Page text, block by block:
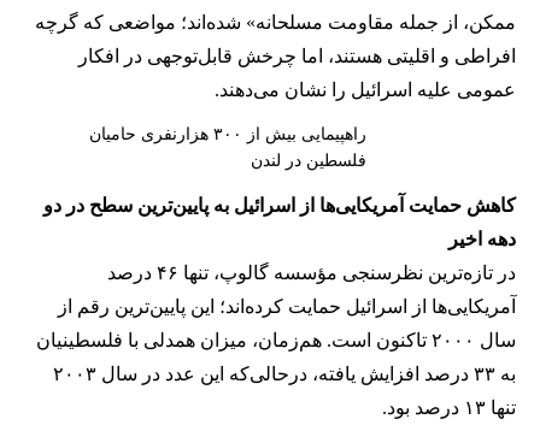
ممکن، از جمله مقاومت مسلحانه» شده‌اند؛ مواضعی که گرچه
افراطی و اقلیتی هستند، اما چرخش قابل‌توجهی در افکار
عمومی علیه اسرائیل را نشان می‌دهند.
راهپیمایی بیش از ۳۰۰ هزارنفری حامیان
فلسطین در لندن
کاهش حمایت آمریکایی‌ها از اسرائیل به پایین‌ترین سطح در دو
دهه اخیر
در تازه‌ترین نظرسنجی مؤسسه گالوپ، تنها ۴۶ درصد
آمریکایی‌ها از اسرائیل حمایت کرده‌اند؛ این پایین‌ترین رقم از
سال ۲۰۰۰ تاکنون است. هم‌زمان، میزان همدلی با فلسطینیان
به ۳۳ درصد افزایش یافته، درحالی‌که این عدد در سال ۲۰۰۳
تنها ۱۳ درصد بود.